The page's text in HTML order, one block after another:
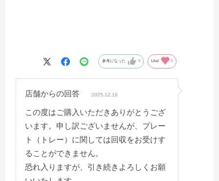
参考になった 0 Like! 0
店舗からの回答 2025.12.16
この度はご購入いただきありがとうござ
います。申し訳ございませんが、プレー
ト（トレー）に関しては回収をお受けす
ることができません。
恐れ入りますが、引き続きよろしくお願